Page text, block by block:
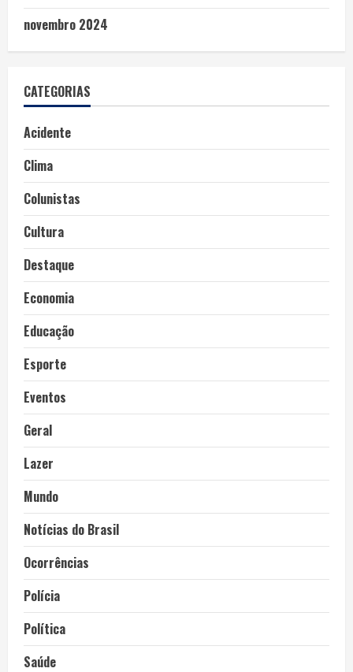
novembro 2024
CATEGORIAS
Acidente
Clima
Colunistas
Cultura
Destaque
Economia
Educação
Esporte
Eventos
Geral
Lazer
Mundo
Notícias do Brasil
Ocorrências
Polícia
Política
Saúde